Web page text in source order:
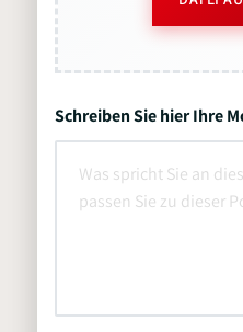
Schreiben Sie hier Ihre